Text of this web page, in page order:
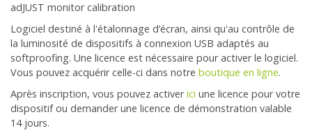
adJUST monitor calibration
Logiciel destiné à l'étalonnage d’écran, ainsi qu'au contrôle de
la luminosité de dispositifs à connexion USB adaptés au
softproofing. Une licence est nécessaire pour activer le logiciel.
Vous pouvez acquérir celle-ci dans notre boutique en ligne.
Après inscription, vous pouvez activerici une licence pour votre
dispositif ou demander une licence de démonstration valable
14 jours.